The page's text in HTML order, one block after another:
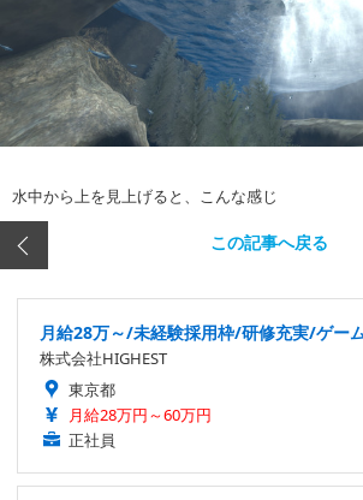
水中から上を見上げると、こんな感じ
この記事へ戻る
月給28万～/未経験採用枠/研修充実/ゲー
株式会社HIGHEST
東京都
月給28万円～60万円
正社員